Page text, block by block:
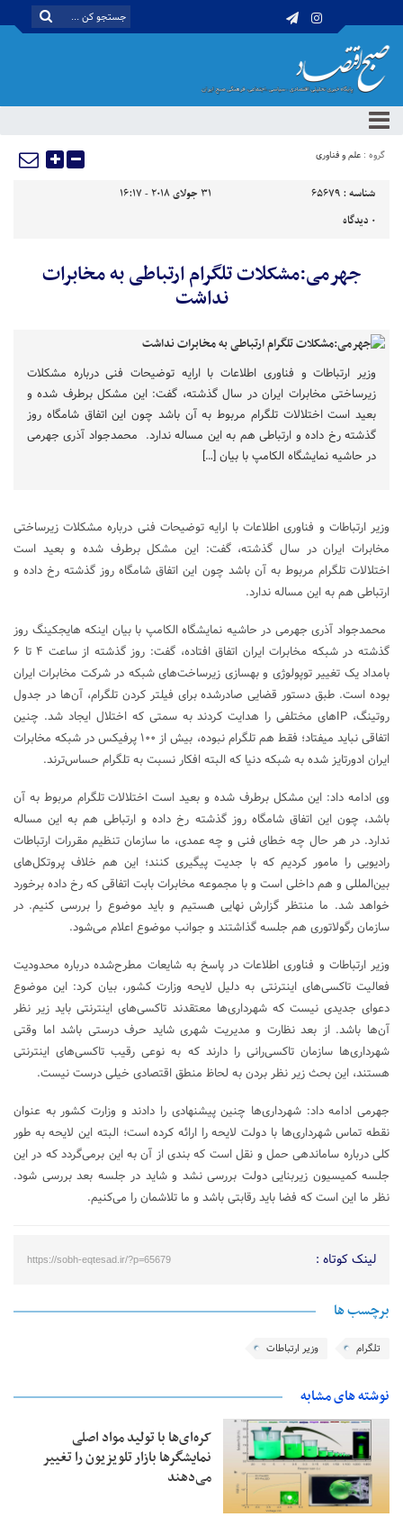
گروه : علم و فناوری
شناسه : 65679
31 جولای 2018 - 16:17
0 دیدگاه
جهرمی:مشکلات تلگرام ارتباطی به مخابرات
نداشت
وزیر ارتباطات و فناوری اطلاعات با ارایه توضیحات فنی درباره مشکلات
زیرساختی مخابرات ایران در سال گذشته، گفت: این مشکل برطرف شده و
بعید است اختلالات تلگرام مربوط به آن باشد چون این اتفاق شامگاه روز
گذشته رخ داده و ارتباطی هم به این مساله ندارد. محمدجواد آذری جهرمی
در حاشیه نمایشگاه الکامپ با بیان […]
وزیر ارتباطات و فناوری اطلاعات با ارایه توضیحات فنی درباره مشکلات زیرساختی
مخابرات ایران در سال گذشته، گفت: این مشکل برطرف شده و بعید است
اختلالات تلگرام مربوط به آن باشد چون این اتفاق شامگاه روز گذشته رخ داده و
ارتباطی هم به این مساله ندارد.
محمدجواد آذری جهرمی در حاشیه نمایشگاه الکامپ با بیان اینکه هایجکینگ روز
گذشته در شبکه مخابرات ایران اتفاق افتاده، گفت: روز گذشته از ساعت ۴ تا ۶
بامداد یک تغییر توپولوژی و بهسازی زیرساخت‌های شبکه در شرکت مخابرات ایران
بوده است. طبق دستور قضایی صادرشده برای فیلتر کردن تلگرام، آن‌ها در جدول
روتینگ، IPهای مختلفی را هدایت کردند به سمتی که اختلال ایجاد شد. چنین
اتفاقی نباید میفتاد؛ فقط هم تلگرام نبوده، بیش از ۱۰۰ پرفیکس در شبکه مخابرات
ایران ادورتایز شده به شبکه دنیا که البته افکار نسبت به تلگرام حساس‌ترند.
وی ادامه داد: این مشکل برطرف شده و بعید است اختلالات تلگرام مربوط به آن
باشد، چون این اتفاق شامگاه روز گذشته رخ داده و ارتباطی هم به این مساله
ندارد. در هر حال چه خطای فنی و چه عمدی، ما سازمان تنظیم مقررات ارتباطات
رادیویی را مامور کردیم که با جدیت پیگیری کنند؛ این هم خلاف پروتکل‌های
بین‌المللی و هم داخلی است و با مجموعه مخابرات بابت اتفاقی که رخ داده برخورد
خواهد شد. ما منتظر گزارش نهایی هستیم و باید موضوع را بررسی کنیم. در
سازمان رگولاتوری هم جلسه گذاشتند و جوانب موضوع اعلام می‌شود.
وزیر ارتباطات و فناوری اطلاعات در پاسخ به شایعات مطرح‌شده درباره محدودیت
فعالیت تاکسی‌های اینترنتی به دلیل لایحه وزارت کشور، بیان کرد: این موضوع
دعوای جدیدی نیست که شهرداری‌ها معتقدند تاکسی‌های اینترنتی باید زیر نظر
آن‌ها باشد. از بعد نظارت و مدیریت شهری شاید حرف درستی باشد اما وقتی
شهرداری‌ها سازمان تاکسی‌رانی را دارند که به نوعی رقیب تاکسی‌های اینترنتی
هستند، این بحث زیر نظر بردن به لحاظ منطق اقتصادی خیلی درست نیست.
جهرمی ادامه داد: شهرداری‌ها چنین ‌پیشنهادی را دادند و وزارت کشور به عنوان
نقطه تماس شهرداری‌ها با دولت لایحه را ارائه کرده است؛ البته این لایحه به طور
کلی درباره ساماندهی حمل و نقل است که بندی از آن به این برمی‌گردد که در این
جلسه کمیسیون زیربنایی دولت بررسی نشد و شاید در جلسه بعد بررسی شود.
نظر ما این است که فضا باید رقابتی باشد و ما تلاشمان را می‌کنیم.
لینک کوتاه : https://sobh-eqtesad.ir/?p=65679
برچسب ها
تلگرام وزیر ارتباطات
نوشته های مشابه
کره‌ای‌ها با تولید مواد اصلی
نمایشگرها بازار تلویزیون را تغییر
می‌دهند